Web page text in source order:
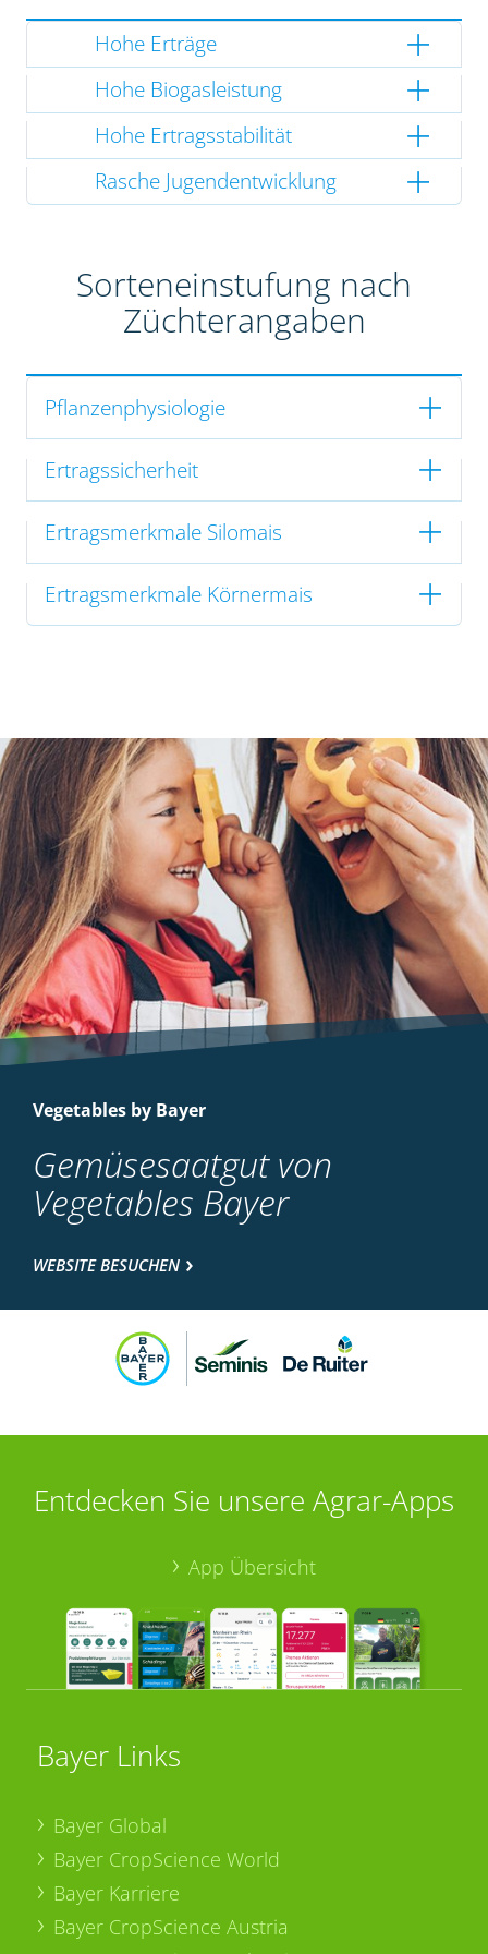
Hohe Erträge
Hohe Biogasleistung
Hohe Ertragsstabilität
Rasche Jugendentwicklung
Sorteneinstufung nach
Züchterangaben
Pflanzenphysiologie
Ertragssicherheit
Ertragsmerkmale Silomais
Ertragsmerkmale Körnermais
Vegetables by Bayer
Gemüsesaatgut von
Vegetables Bayer
WEBSITE BESUCHEN
Entdecken Sie unsere Agrar-Apps
App Übersicht
Bayer Links
Bayer Global
Bayer CropScience World
Bayer Karriere
Bayer CropScience Austria